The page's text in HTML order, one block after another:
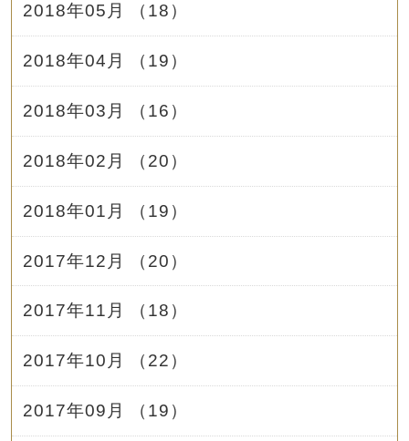
2018年05月 （18）
2018年04月 （19）
2018年03月 （16）
2018年02月 （20）
2018年01月 （19）
2017年12月 （20）
2017年11月 （18）
2017年10月 （22）
2017年09月 （19）